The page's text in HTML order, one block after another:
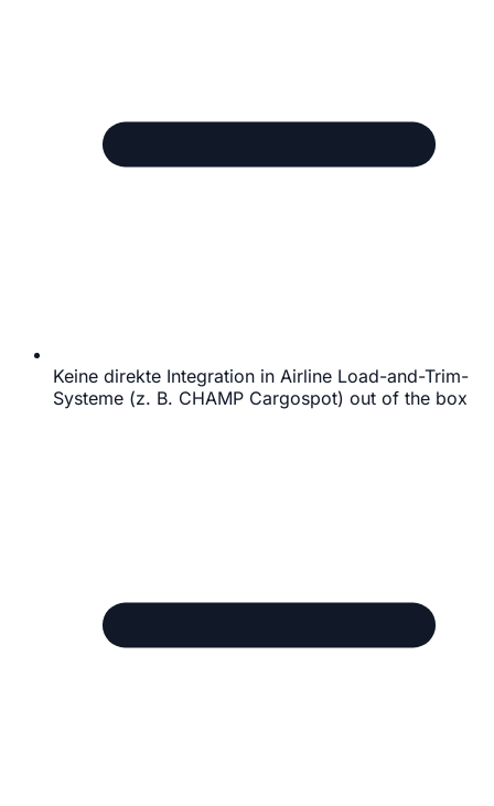
Keine direkte Integration in Airline Load-and-Trim-
Systeme (z. B. CHAMP Cargospot) out of the box